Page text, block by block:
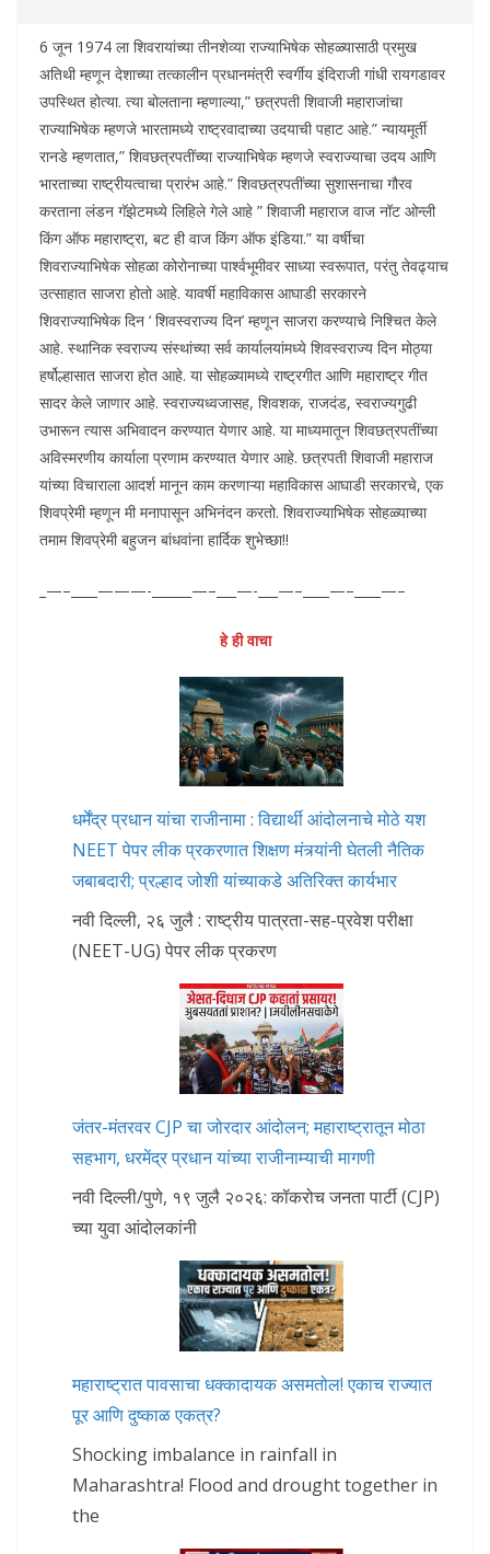
6 जून 1974 ला शिवरायांच्या तीनशेव्या राज्याभिषेक सोहळ्यासाठी प्रमुख
अतिथी म्हणून देशाच्या तत्कालीन प्रधानमंत्री स्वर्गीय इंदिराजी गांधी रायगडावर
उपस्थित होत्या. त्या बोलताना म्हणाल्या,” छत्रपती शिवाजी महाराजांचा
राज्याभिषेक म्हणजे भारतामध्ये राष्ट्रवादाच्या उदयाची पहाट आहे.” न्यायमूर्ती
रानडे म्हणतात,” शिवछत्रपतींच्या राज्याभिषेक म्हणजे स्वराज्याचा उदय आणि
भारताच्या राष्ट्रीयत्वाचा प्रारंभ आहे.” शिवछत्रपतींच्या सुशासनाचा गौरव
करताना लंडन गॅझेटमध्ये लिहिले गेले आहे ” शिवाजी महाराज वाज नॉट ओन्ली
किंग ऑफ महाराष्ट्रा, बट ही वाज किंग ऑफ इंडिया.” या वर्षीचा
शिवराज्याभिषेक सोहळा कोरोनाच्या पार्श्वभूमीवर साध्या स्वरूपात, परंतु तेवढ्याच
उत्साहात साजरा होतो आहे. यावर्षी महाविकास आघाडी सरकारने
शिवराज्याभिषेक दिन ‘ शिवस्वराज्य दिन’ म्हणून साजरा करण्याचे निश्चित केले
आहे. स्थानिक स्वराज्य संस्थांच्या सर्व कार्यालयांमध्ये शिवस्वराज्य दिन मोठ्या
हर्षोल्हासात साजरा होत आहे. या सोहळ्यामध्ये राष्ट्रगीत आणि महाराष्ट्र गीत
सादर केले जाणार आहे. स्वराज्यध्वजासह, शिवशक, राजदंड, स्वराज्यगुढी
उभारून त्यास अभिवादन करण्यात येणार आहे. या माध्यमातून शिवछत्रपतींच्या
अविस्मरणीय कार्याला प्रणाम करण्यात येणार आहे. छत्रपती शिवाजी महाराज
यांच्या विचाराला आदर्श मानून काम करणाऱ्या महाविकास आघाडी सरकारचे, एक
शिवप्रेमी म्हणून मी मनापासून अभिनंदन करतो. शिवराज्याभिषेक सोहळ्याच्या
तमाम शिवप्रेमी बहुजन बांधवांना हार्दिक शुभेच्छा!!
_—–____———-______—–___—-___—–____—–____—–
हे ही वाचा
धर्मेंद्र प्रधान यांचा राजीनामा : विद्यार्थी आंदोलनाचे मोठे यश
NEET पेपर लीक प्रकरणात शिक्षण मंत्र्यांनी घेतली नैतिक
जबाबदारी; प्रल्हाद जोशी यांच्याकडे अतिरिक्त कार्यभार
नवी दिल्ली, २६ जुलै : राष्ट्रीय पात्रता-सह-प्रवेश परीक्षा
(NEET-UG) पेपर लीक प्रकरण
जंतर-मंतरवर CJP चा जोरदार आंदोलन; महाराष्ट्रातून मोठा
सहभाग, धरमेंद्र प्रधान यांच्या राजीनाम्याची मागणी
नवी दिल्ली/पुणे, १९ जुलै २०२६: कॉकरोच जनता पार्टी (CJP)
च्या युवा आंदोलकांनी
महाराष्ट्रात पावसाचा धक्कादायक असमतोल! एकाच राज्यात
पूर आणि दुष्काळ एकत्र?
Shocking imbalance in rainfall in
Maharashtra! Flood and drought together in
the